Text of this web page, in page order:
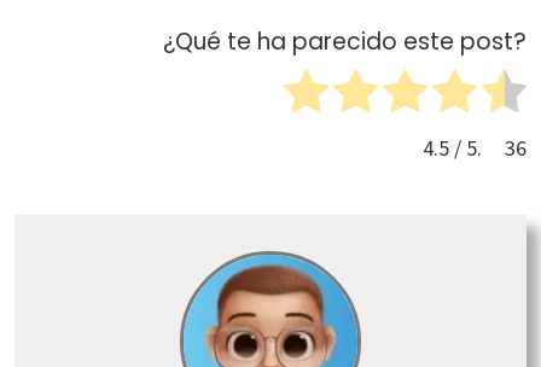
¿Qué te ha parecido este post?
4.5 / 5. 36